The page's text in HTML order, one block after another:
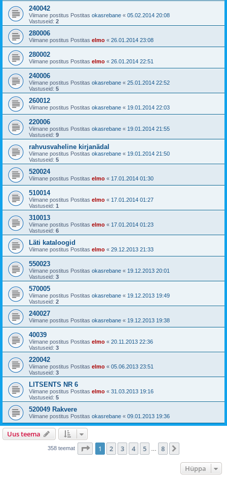
240042
Viimane postitus Postitas okasrebane « 05.02.2014 20:08
Vastuseid: 2
280006
Viimane postitus Postitas elmo « 26.01.2014 23:08
280002
Viimane postitus Postitas elmo « 26.01.2014 22:51
240006
Viimane postitus Postitas okasrebane « 25.01.2014 22:52
Vastuseid: 5
260012
Viimane postitus Postitas okasrebane « 19.01.2014 22:03
220006
Viimane postitus Postitas okasrebane « 19.01.2014 21:55
Vastuseid: 9
rahvusvaheline kirjanädal
Viimane postitus Postitas okasrebane « 19.01.2014 21:50
Vastuseid: 5
520024
Viimane postitus Postitas elmo « 17.01.2014 01:30
510014
Viimane postitus Postitas elmo « 17.01.2014 01:27
Vastuseid: 1
310013
Viimane postitus Postitas elmo « 17.01.2014 01:23
Vastuseid: 6
Läti kataloogid
Viimane postitus Postitas elmo « 29.12.2013 21:33
550023
Viimane postitus Postitas okasrebane « 19.12.2013 20:01
Vastuseid: 3
570005
Viimane postitus Postitas okasrebane « 19.12.2013 19:49
Vastuseid: 2
240027
Viimane postitus Postitas okasrebane « 19.12.2013 19:38
40039
Viimane postitus Postitas elmo « 20.11.2013 22:36
Vastuseid: 3
220042
Viimane postitus Postitas elmo « 05.06.2013 23:51
Vastuseid: 3
LITSENTS NR 6
Viimane postitus Postitas elmo « 31.03.2013 19:16
Vastuseid: 5
520049 Rakvere
Viimane postitus Postitas okasrebane « 09.01.2013 19:36
Uus teema
358 teemat . leht8 -st
1 2 3 4 5 8
Hüppa